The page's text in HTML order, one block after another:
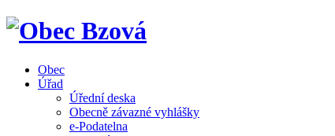
Obec
Úřad
Úřední deska
Obecně závazné vyhlášky
e-Podatelna